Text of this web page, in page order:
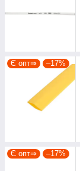
Є опт⇒ –17%
Є опт⇒ –17%